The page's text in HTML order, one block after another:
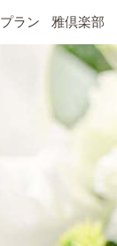
プラン 雅倶楽部